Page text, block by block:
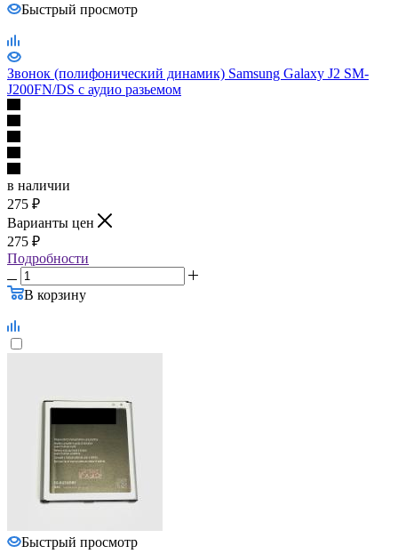
Быстрый просмотр
Звонок (полифонический динамик) Samsung Galaxy J2 SM-
J200FN/DS с аудио разьемом
в наличии
275 ₽
Варианты цен
275 ₽
Подробности
В корзину
Быстрый просмотр